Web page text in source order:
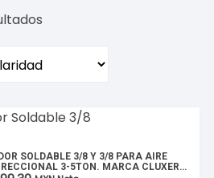
popularidad
SOLDABLE 3/8 Y 3/8 PARA AIRE
3-5TON. MARCA CLUXER,